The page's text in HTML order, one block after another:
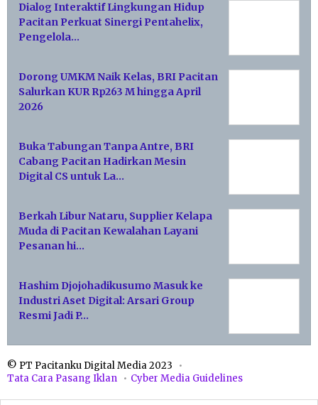
Dialog Interaktif Lingkungan Hidup
Pacitan Perkuat Sinergi Pentahelix,
Pengelola…
Dorong UMKM Naik Kelas, BRI Pacitan
Salurkan KUR Rp263 M hingga April
2026
Buka Tabungan Tanpa Antre, BRI
Cabang Pacitan Hadirkan Mesin
Digital CS untuk La…
Berkah Libur Nataru, Supplier Kelapa
Muda di Pacitan Kewalahan Layani
Pesanan hi…
Hashim Djojohadikusumo Masuk ke
Industri Aset Digital: Arsari Group
Resmi Jadi P…
© PT Pacitanku Digital Media 2023
Tata Cara Pasang Iklan
Cyber Media Guidelines